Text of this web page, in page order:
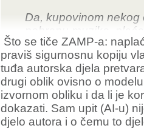
Da, kupovinom nekog
pohranu muzike,
daje za pravo da
treniranje AI-a, jer je
omogići izradu
Što se tiče samog
zbog čisto praktičnih
pokušao trenirati AI
Što se tiče ZAMP-a:
praviš sigurnosnu kopiju
tuđa autorska djela
drugi oblik ovisno o
izvornom obliku i da li je
dokazati. Sam upit (AI-u)
djelo autora i o čemu to